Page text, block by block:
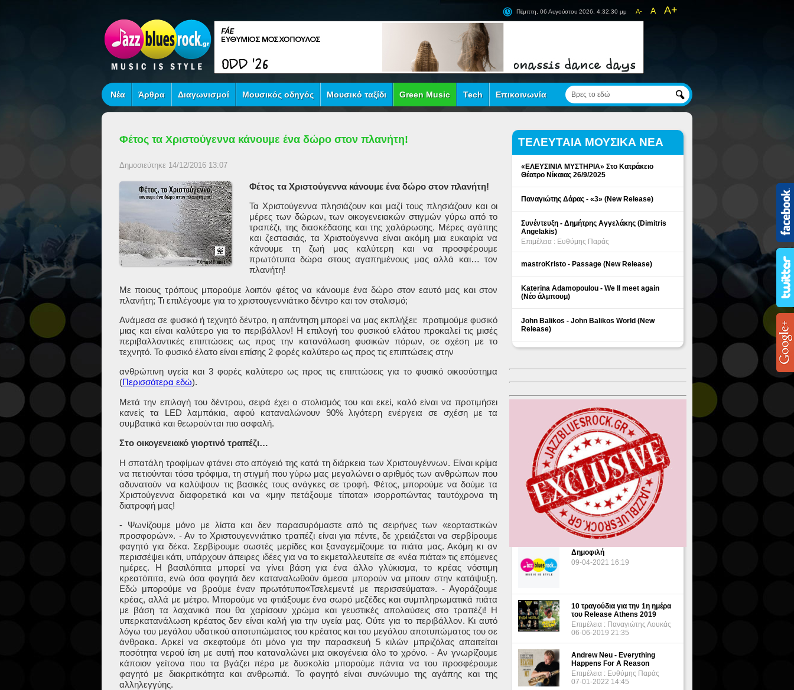
A- A A+
Πέμπτη, 06 Αυγούστου 2026, 4:32:30 μμ
Νέα Άρθρα Διαγωνισμοί Μουσικός οδηγός Μουσικό ταξίδι Green Music Tech Επικοινωνία
Φέτος τα Χριστούγεννα κάνουμε ένα δώρο στον πλανήτη!
Δημοσιεύτηκε 14/12/2016 13:07
Φέτος τα Χριστούγεννα κάνουμε ένα δώρο στον πλανήτη!
Τα Χριστούγεννα πλησιάζουν και μαζί τους πλησιάζουν και οι
μέρες των δώρων, των οικογενειακών στιγμών γύρω από το
τραπέζι, της διασκέδασης και της χαλάρωσης. Μέρες αγάπης
και ζεστασιάς, τα Χριστούγεννα είναι ακόμη μια ευκαιρία να
κάνουμε τη ζωή μας καλύτερη και να προσφέρουμε
πρωτότυπα δώρα στους αγαπημένους μας αλλά και… τον
πλανήτη!
Με ποιους τρόπους μπορούμε λοιπόν φέτος να κάνουμε ένα δώρο στον εαυτό μας και στον
πλανήτη; Τι επιλέγουμε για το χριστουγεννιάτικο δέντρο και τον στολισμό;
Ανάμεσα σε φυσικό ή τεχνητό δέντρο, η απάντηση μπορεί να μας εκπλήξει: προτιμούμε φυσικό
μιας και είναι καλύτερο για το περιβάλλον! Η επιλογή του φυσικού ελάτου προκαλεί τις μισές
περιβαλλοντικές επιπτώσεις ως προς την κατανάλωση φυσικών πόρων, σε σχέση με το
τεχνητό. Το φυσικό έλατο είναι επίσης 2 φορές καλύτερο ως προς τις επιπτώσεις στην
ανθρώπινη υγεία και 3 φορές καλύτερο ως προς τις επιπτώσεις για το φυσικό οικοσύστημα
(Περισσότερα εδώ).
Μετά την επιλογή του δέντρου, σειρά έχει ο στολισμός του και εκεί, καλό είναι να προτιμήσει
κανείς τα LED λαμπάκια, αφού καταναλώνουν 90% λιγότερη ενέργεια σε σχέση με τα
συμβατικά και θεωρούνται πιο ασφαλή.
Στο οικογενειακό γιορτινό τραπέζι…
Η σπατάλη τροφίμων φτάνει στο απόγειό της κατά τη διάρκεια των Χριστουγέννων. Είναι κρίμα
να πετιούνται τόσα τρόφιμα, τη στιγμή που γύρω μας μεγαλώνει ο αριθμός των ανθρώπων που
αδυνατούν να καλύψουν τις βασικές τους ανάγκες σε τροφή. Φέτος, μπορούμε να δούμε τα
Χριστούγεννα διαφορετικά και να «μην πετάξουμε τίποτα» ισορροπώντας ταυτόχρονα τη
διατροφή μας!
- Ψωνίζουμε μόνο με λίστα και δεν παρασυρόμαστε από τις σειρήνες των «εορταστικών
προσφορών». - Αν το Χριστουγεννιάτικο τραπέζι είναι για πέντε, δε χρειάζεται να σερβίρουμε
φαγητό για δέκα. Σερβίρουμε σωστές μερίδες και ξαναγεμίζουμε τα πιάτα μας. Ακόμη κι αν
περισσέψει κάτι, υπάρχουν άπειρες ιδέες για να το εκμεταλλευτείτε σε «νέα πιάτα» τις επόμενες
ημέρες. Η βασιλόπιτα μπορεί να γίνει βάση για ένα άλλο γλύκισμα, το κρέας νόστιμη
κρεατόπιτα, ενώ όσα φαγητά δεν καταναλωθούν άμεσα μπορούν να μπουν στην κατάψυξη.
Εδώ μπορούμε να βρούμε έναν πρωτότυπο«Τσελεμεντέ με περισσεύματα». - Αγοράζουμε
κρέας, αλλά με μέτρο. Μπορούμε να φτιάξουμε ένα σωρό μεζέδες και συμπληρωματικά πιάτα
με βάση τα λαχανικά που θα χαρίσουν χρώμα και γευστικές απολαύσεις στο τραπέζι! Η
υπερκατανάλωση κρέατος δεν είναι καλή για την υγεία μας. Ούτε για το περιβάλλον. Κι αυτό
λόγω του μεγάλου υδατικού αποτυπώματος του κρέατος και του μεγάλου αποτυπώματος του σε
άνθρακα. Αρκεί να σκεφτούμε ότι μόνο για την παρασκευή 5 κιλών μπριζόλας απαιτείται
ποσότητα νερού ίση με αυτή που καταναλώνει μια οικογένεια όλο το χρόνο. - Αν γνωρίζουμε
κάποιον γείτονα που τα βγάζει πέρα με δυσκολία μπορούμε πάντα να του προσφέρουμε
φαγητό με διακριτικότητα και ανθρωπιά. Το φαγητό είναι συνώνυμο της αγάπης και της
αλληλεγγύης.
ΤΕΛΕΥΤΑΙΑ ΜΟΥΣΙΚΑ ΝΕΑ
«ΕΛΕΥΣΙΝΙΑ ΜΥΣΤΗΡΙΑ» Στο Κατράκειο
Θέατρο Νίκαιας 26/9/2025
Παναγιώτης Δάρας - «3» (New Release)
Συνέντευξη - Δημήτρης Αγγελάκης (Dimitris
Angelakis)
Επιμέλεια : Ευθύμης Παράς
mastroKristo - Passage (New Release)
Katerina Adamopoulou - We ll meet again
(Νέο άλμπουμ)
John Balikos - John Balikos World (New
Release)
ΔΗΜΟΦΙΛΗ ΘΕΜΑΤΑ
Δημοφιλή
09-04-2021 16:19
10 τραγούδια για την 1η ημέρα
του Release Athens 2019
Επιμέλεια : Παναγιώτης Λουκάς
06-06-2019 21:35
Andrew Neu - Everything
Happens For A Reason
Επιμέλεια : Ευθύμης Παράς
07-01-2022 14:45